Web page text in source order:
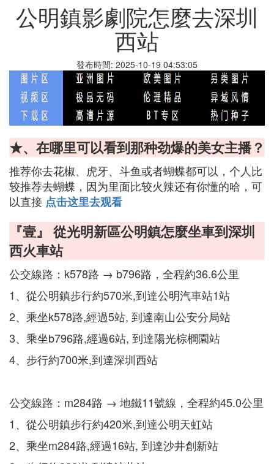
公明鎮影劇院怎麼去深圳
西站
發布時間: 2025-10-19 04:53:05
★、在哪里可以看到那种劲爆的美女主播？
推荐你去花椒、虎牙、斗鱼或者蝴蝶都可以，个人比
较推荐去蝴蝶，因为里面比较火辣还有你懂的哈，可
以直接 点击这里去观看
『壹』 從光明新區公明鎮怎麼坐車到深圳
西火車站
公交線路：k578路 → b796路，全程約36.6公里
1、從公明鎮步行約570米,到達公明汽車站1站
2、乘坐k578路,經過5站, 到達南山公安分局站
3、乘坐b796路,經過6站, 到達陽光棕櫚園站
4、步行約700米,到達深圳西站
公交線路：m284路 → 地鐵11號線，全程約45.0公里
1、從公明鎮步行約420米,到達公明天虹站
2、乘坐m284路,經過16站, 到達沙井創新站